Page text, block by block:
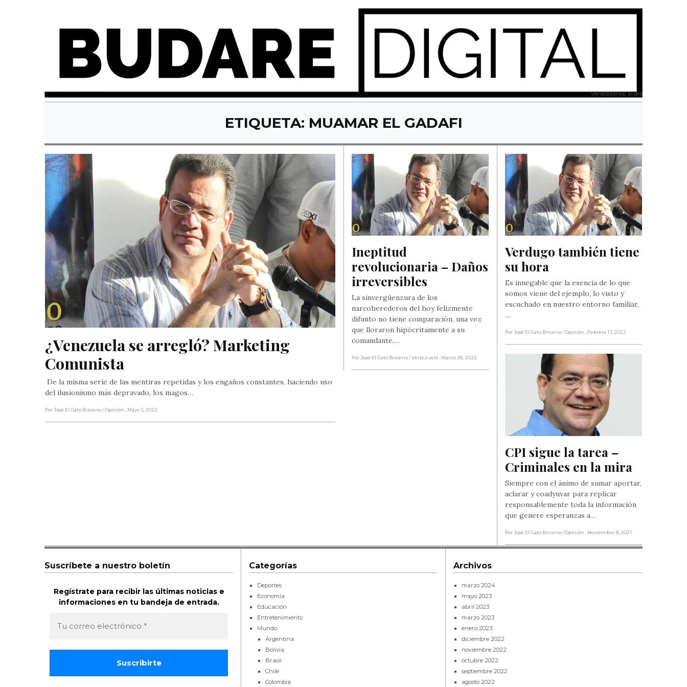
martes, mayo 3, 2022 Venezolanos al día
ETIQUETA: MUAMAR EL GADAFI
¿Venezuela se arregló? Marketing
Comunista
De la misma serie de las mentiras repetidas y los engaños constantes, haciendo uso
del ilusionismo más depravado, los magos…
Por José El Gato Briceno/ Opinión , Mayo 3, 2022
Ineptitud
revolucionaria – Daños
irreversibles
La sinvergüenzura de los
narcoherederos del hoy felizmente
difunto no tiene comparación, una vez
que lloraron hipócritamente a su
comandante,…
Por José El Gato Briceno/ Venezuela , Marzo 28, 2022
Verdugo también tiene
su hora
Es innegable que la esencia de lo que
somos viene del ejemplo, lo visto y
escuchado en nuestro entorno familiar,
…
Por José El Gato Briceno/ Opinión , Febrero 13, 2022
CPI sigue la tarea –
Criminales en la mira
Siempre con el ánimo de sumar aportar,
aclarar y coadyuvar para replicar
responsablemente toda la información
que genere esperanzas a…
Por José El Gato Briceno/ Opinión , Noviembre 8, 2021
Suscríbete a nuestro boletín
Regístrate para recibir las últimas noticias e
informaciones en tu bandeja de entrada.
Categorías
Deportes
Economía
Educación
Entretenimiento
Mundo
Argentina
Bolivia
Brasil
Chile
Colombia
Archivos
marzo 2024
mayo 2023
abril 2023
marzo 2023
enero 2023
diciembre 2022
noviembre 2022
octubre 2022
septiembre 2022
agosto 2022